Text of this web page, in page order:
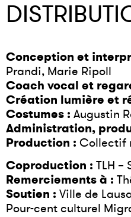
Conception et
Prandi, Marie Ripoll
Coach vocal et
Création lumière et
Costumes : Augustin
Administration,
Production : Collectif
Coproduction : TLH –
Remerciements à :
Soutien : Ville de
Pour-cent culturel